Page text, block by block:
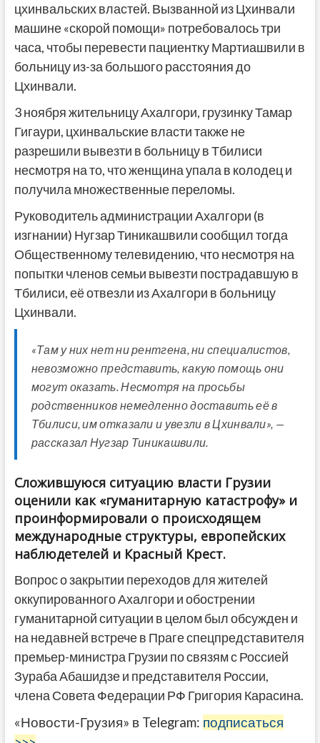
цхинвальских властей. Вызванной из Цхинвали
машине «скорой помощи» потребовалось три
часа, чтобы перевести пациентку Мартиашвили в
больницу из-за большого расстояния до
Цхинвали.
3 ноября жительницу Ахалгори, грузинку Тамар
Гигаури, цхинвальские власти также не
разрешили вывезти в больницу в Тбилиси
несмотря на то, что женщина упала в колодец и
получила множественные переломы.
Руководитель администрации Ахалгори (в
изгнании) Нугзар Тиникашвили сообщил тогда
Общественному телевидению, что несмотря на
попытки членов семьи вывезти пострадавшую в
Тбилиси, её отвезли из Ахалгори в больницу
Цхинвали.
«Там у них нет ни рентгена, ни специалистов,
невозможно представить, какую помощь они
могут оказать. Несмотря на просьбы
родственников немедленно доставить её в
Тбилиси, им отказали и увезли в Цхинвали», —
рассказал Нугзар Тиникашвили.
Сложившуюся ситуацию власти Грузии
оценили как «гуманитарную катастрофу» и
проинформировали о происходящем
международные структуры, европейских
наблюдетелей и Красный Крест.
Вопрос о закрытии переходов для жителей
оккупированного Ахалгори и обострении
гуманитарной ситуации в целом был обсужден и
на недавней встрече в Праге спецпредставителя
премьер-министра Грузии по связям с Россией
Зураба Абашидзе и представителя России,
члена Совета Федерации РФ Григория Карасина.
«Новости-Грузия» в Telegram: подписаться